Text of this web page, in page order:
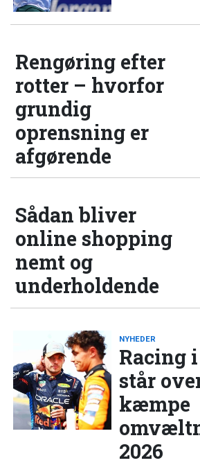
Rengøring efter
rotter – hvorfor
grundig
oprensning er
afgørende
Sådan bliver
online shopping
nemt og
underholdende
NYHEDER
Racing
står
kæmpe
2026